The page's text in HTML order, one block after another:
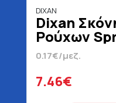
DIXAN
Dixan
Ρούχων
Μεζούρες
0.17€/μεζ.
7.46€